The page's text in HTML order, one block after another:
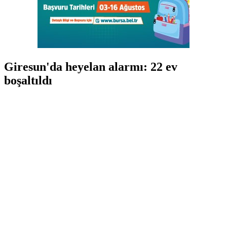
Giresun'da heyelan alarmı: 22 ev
boşaltıldı